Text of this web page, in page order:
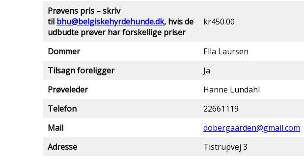
Prøvens pris – skriv
til bhu@belgiskehyrdehunde.dk, hvis de
udbudte prøver har forskellige priser
kr450.00
Dommer
Ella Laursen
Tilsagn foreligger
Ja
Prøveleder
Hanne Lundahl
Telefon
22661119
Mail
dobergaarden@gmail.com
Adresse
Tistrupvej 3